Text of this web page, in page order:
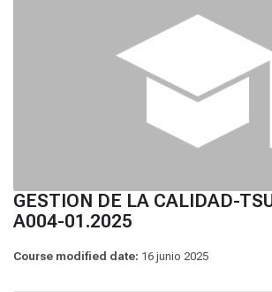
GESTION DE LA CALIDAD-
A004-01.2025
Course modified date: 16 junio 2025